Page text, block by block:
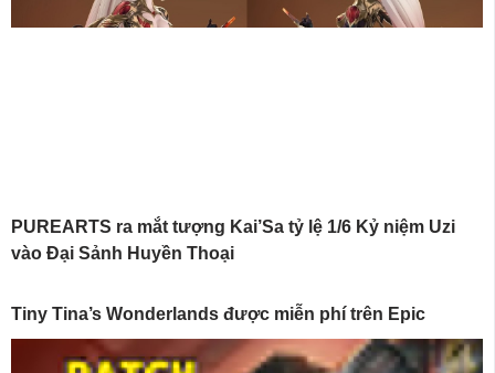
PUREARTS ra mắt tượng Kai’Sa tỷ lệ 1/6 Kỷ niệm Uzi
vào Đại Sảnh Huyền Thoại
Tiny Tina’s Wonderlands được miễn phí trên Epic